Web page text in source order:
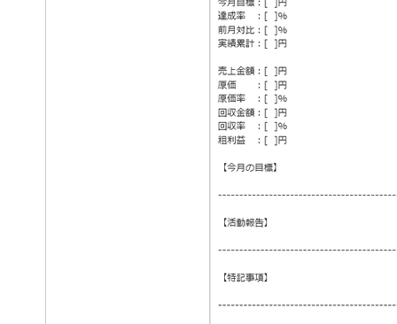
お問合せ
セミナー